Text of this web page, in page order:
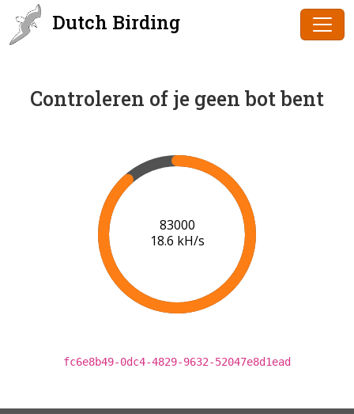
Dutch Birding
Controleren of je geen bot bent
84000
18.6 kH/s
fc6e8b49-0dc4-4829-9632-52047e8d1ead